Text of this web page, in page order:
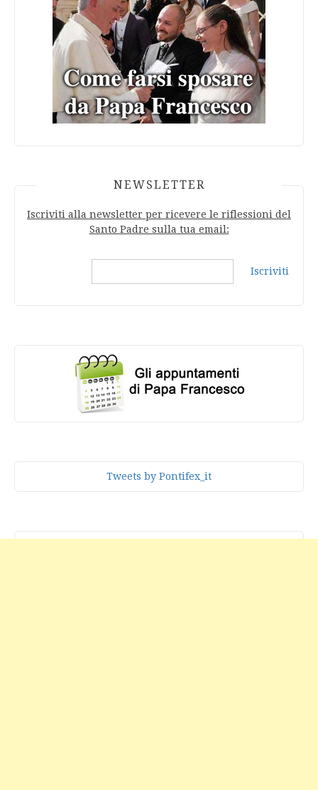
NEWSLETTER
Iscriviti alla newsletter per ricevere le riflessioni del
Santo Padre sulla tua email:
Iscriviti
Tweets by Pontifex_it